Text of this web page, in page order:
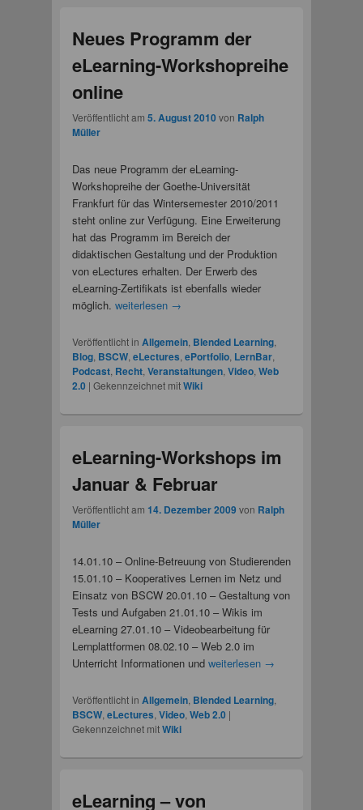
Neues Programm der
eLearning-Workshopreihe
online
Veröffentlicht am 5. August 2010 von Ralph
Müller
Das neue Programm der eLearning-
Workshopreihe der Goethe-Universität
Frankfurt für das Wintersemester 2010/2011
steht online zur Verfügung. Eine Erweiterung
hat das Programm im Bereich der
didaktischen Gestaltung und der Produktion
von eLectures erhalten. Der Erwerb des
eLearning-Zertifikats ist ebenfalls wieder
möglich. weiterlesen →
Veröffentlicht in Allgemein, Blended Learning,
Blog, BSCW, eLectures ePortfolio, LernBar,
Podcast, Recht, Veranstaltungen, Video, Web
2.0 | Gekennzeichnet mitWiki
eLearning-Workshops im
Januar & Februar
Veröffentlicht am 14. Dezember 2009 von Ralph
Müller
14.01.10 – Online-Betreuung von Studierenden
15.01.10 – Kooperatives Lernen im Netz und
Einsatz von BSCW 20.01.10 – Gestaltung von
Tests und Aufgaben 21.01.10 – Wikis im
eLearning 27.01.10 – Videobearbeitung für
Lernplattformen 08.02.10 – Web 2.0 im
Unterricht Informationen und weiterlesen →
Veröffentlicht in Allgemein, Blended Learning,
BSCW, eLectures Video, Web 2.0 |
Gekennzeichnet mitWiki
eLearning – von